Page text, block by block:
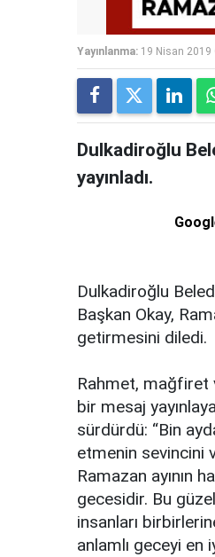
Yayınlanma: 19 Nisan 2019
Dulkadiroğlu
yayınladı.
Dulkadiroğlu
Başkan Okay,
getirmesini diledi.
Rahmet, mağfiret
bir mesaj
sürdürdü: “Bin
etmenin sevincini
Ramazan ayının
gecesidir. Bu
insanları
anlamlı geceyi